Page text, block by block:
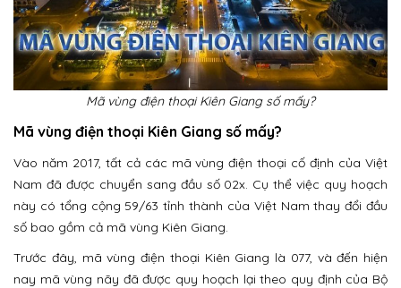
Mã vùng điện thoại Kiên Giang số mấy?
Mã vùng điện thoại Kiên Giang số mấy?
Vào năm 2017, tất cả các mã vùng điện thoại cố định của Việt
Nam đã được chuyển sang đầu số 02x. Cụ thể việc quy hoạch
này có tổng cộng 59/63 tỉnh thành của Việt Nam thay đổi đầu
số bao gồm cả mã vùng Kiên Giang.
Trước đây, mã vùng điện thoại Kiên Giang là 077, và đến hiện
nay mã vùng nãy đã được quy hoạch lại theo quy định của Bộ